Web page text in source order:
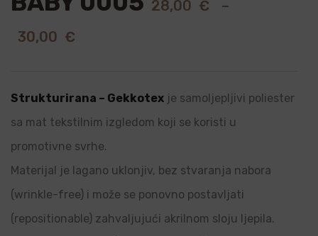
28,00 €
–
30,00 €
Strukturirana – Gekkotex je samoljepljivi poliester
sa mat tekstilnim izgledom koji se koristi u
promotivne svrhe.
Materijal je lagano uklonjiv, bez stvaranja nabora
(wrinkle-free) i može se ponovno postavljati
(repositionable) zahvaljujući akrilnom sloju ljepila.